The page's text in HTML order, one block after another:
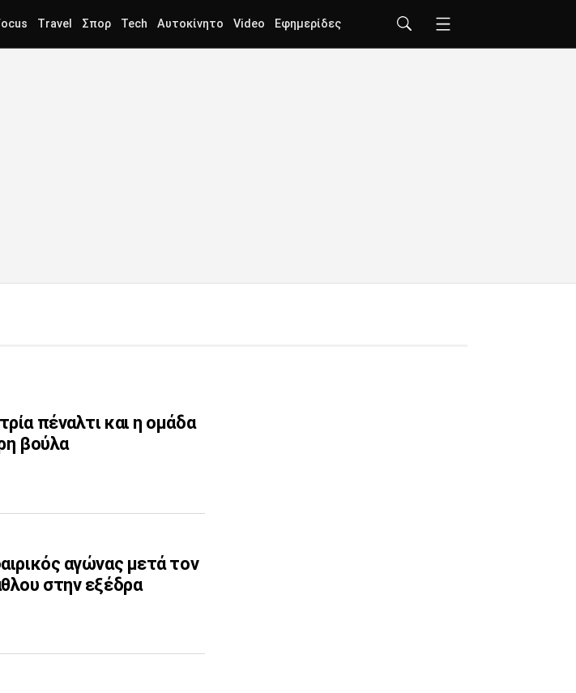
Travel Σπορ Tech Αυτοκίνητο Video Εφημερίδες
πέναλτι και η ομάδα
βούλα
αγώνας μετά τον
στην εξέδρα